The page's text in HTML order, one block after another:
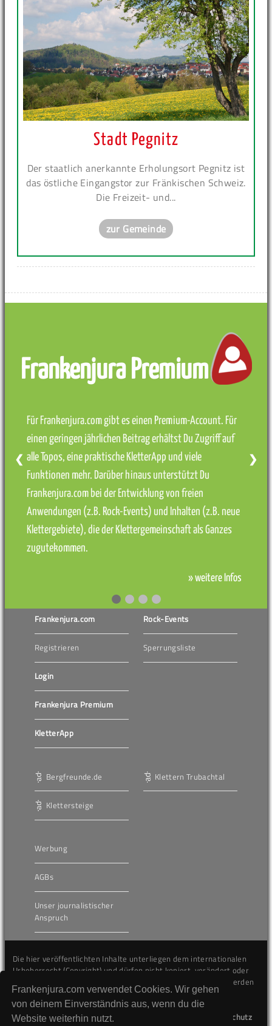
Frankenjura.com verwendet Cookies. Wir gehen
von deinem Einverständnis aus, wenn du die
Website weiterhin nutzt.
Stadt Pegnitz
Der staatlich anerkannte Erholungsort Pegnitz ist
das östliche Eingangstor zur Fränkischen Schweiz.
Die Freizeit- und...
zur Gemeinde
Frankenjura Premium
Für Frankenjura.com gibt es einen Premium-Account. Für
einen geringen jährlichen Beitrag erhältst Du Zugriff auf
alle Topos, eine praktische KletterApp und viele
Funktionen mehr. Darüber hinaus unterstützt Du
Frankenjura.com bei der Entwicklung von freien
Anwendungen (z.B. Rock-Events) und Inhalten (z.B. neue
Klettergebiete), die der Klettergemeinschaft als Ganzes
zugutekommen.
» weitere Infos
❮ ❯
Frankenjura.com
Registrieren
Login
Frankenjura Premium
KletterApp
Rock-Events
Sperrungsliste
Bergfreunde.de
Klettersteige
Klettern Trubachtal
Werbung
AGBs
Unser journalistischer
Anspruch
Die hier veröffentlichten Inhalte unterliegen dem internationalen
Urheberrecht (Copyright) und dürfen nicht kopiert, verändert oder
unverändert wiederveröffentlicht werden. Gegen Verstöße werden
wir auf juristischem Wege vorgehen.
Datenschutz